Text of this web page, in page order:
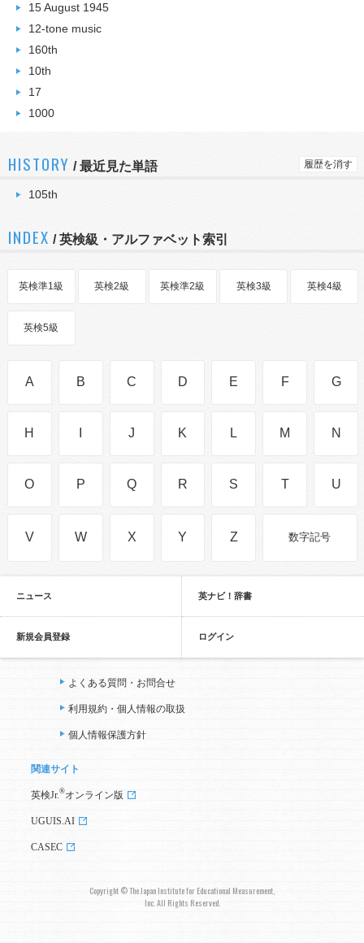
15 August 1945
12-tone music
160th
10th
17
1000
HISTORY /最近見た単語 履歴を消す
105th
INDEX / 英検級・アルファベット索引
英検準1級 英検2級 英検準2級 英検3級 英検4級
英検5級
A B C D E F G
H J K L M N
O P Q R S T U
V W X Y Z 数字記号
ニュース 英ナビ！辞書
新規会員登録 ログイン
よくある質問・お問合せ
利用規約・個人情報の取扱
個人情報保護方針
関連サイト
英検Jr. ®オンライン版
UGUIS.AI
CASEC
Copyright © The Japan Institute for Educational Measurement,
Inc. All Rights Reserved.